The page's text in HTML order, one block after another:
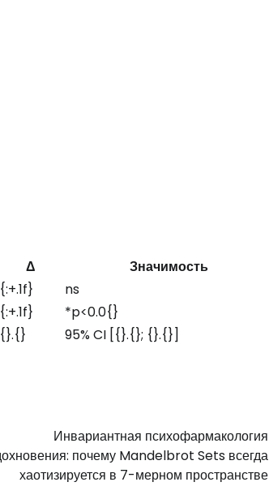
Δ
Значимость
{:+.1f}
ns
{:+.1f}
*p<0.0{}
{}.{} 95% CI [{}.{}; {}.{}]
Инвариантная психофармакология
почему Mandelbrot Sets всегда
хаотизируется в 7-мерном пространстве